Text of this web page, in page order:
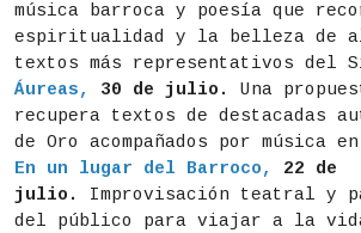
música barroca y poesía que
espiritualidad y la belleza de
textos más representativos del
Áureas,
30 de julio.
Una
recupera textos de destacadas
de Oro acompañados por música
En un lugar del Barroco,
22 de
julio.
Improvisación teatral y
del público para viajar a la